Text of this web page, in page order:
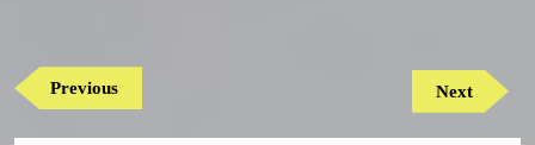
Previous
Post
Previous
Next
Post
Next